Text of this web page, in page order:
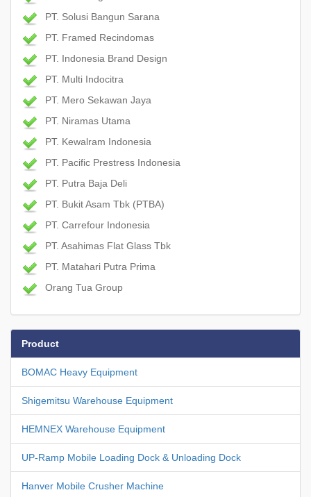
PT. Solusi Bangun Sarana
PT. Framed Recindomas
PT. Indonesia Brand Design
PT. Multi Indocitra
PT. Mero Sekawan Jaya
PT. Niramas Utama
PT. Kewalram Indonesia
PT. Pacific Prestress Indonesia
PT. Putra Baja Deli
PT. Bukit Asam Tbk (PTBA)
PT. Carrefour Indonesia
PT. Asahimas Flat Glass Tbk
PT. Matahari Putra Prima
Orang Tua Group
Product
BOMAC Heavy Equipment
Shigemitsu Warehouse Equipment
HEMNEX Warehouse Equipment
UP-Ramp Mobile Loading Dock & Unloading Dock
Hanver Mobile Crusher Machine